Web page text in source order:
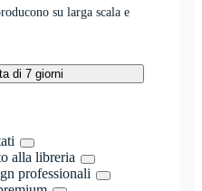
su larga scala e
di 7 giorni
alla libreria
professionali